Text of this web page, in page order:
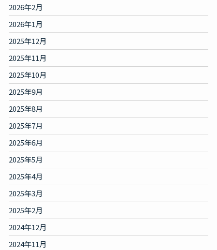
2026年2月
2026年1月
2025年12月
2025年11月
2025年10月
2025年9月
2025年8月
2025年7月
2025年6月
2025年5月
2025年4月
2025年3月
2025年2月
2024年12月
2024年11月